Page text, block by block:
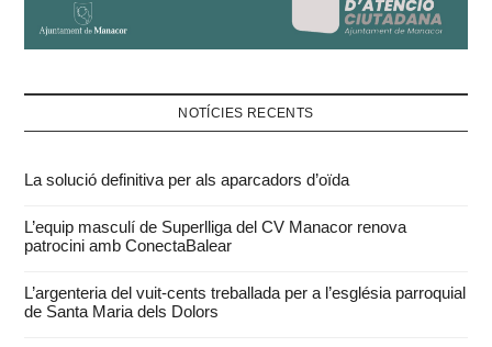
NOTÍCIES RECENTS
La solució definitiva per als aparcadors d’oïda
L’equip masculí de Superlliga del CV Manacor renova
patrocini amb ConectaBalear
L’argenteria del vuit-cents treballada per a l’església parroquial
de Santa Maria dels Dolors